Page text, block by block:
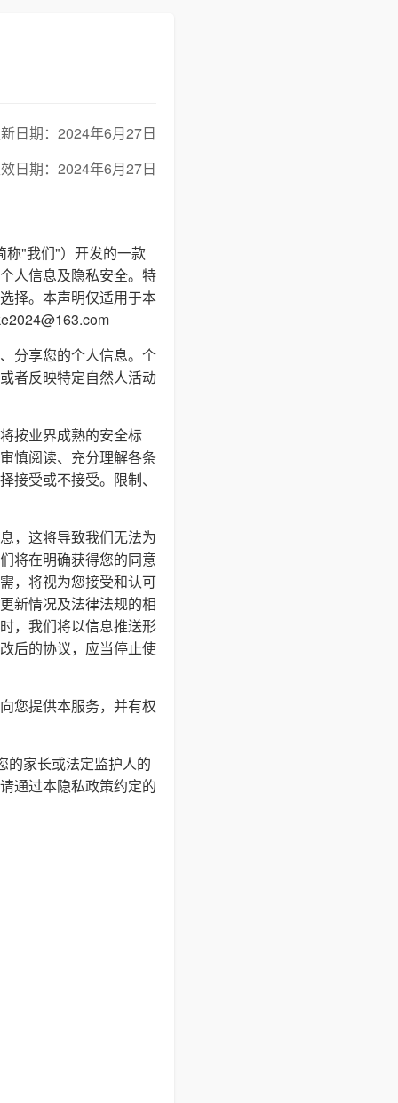
日期：2024年6月27日
日期：2024年6月27日
称"我们"）开发的一款
人信息及隐私安全。特
择。本声明仅适用于本
分享您的个人信息。个
者反映特定自然人活动
按业界成熟的安全标
慎阅读、充分理解各条
受或不接受。限制、
，这将导致我们无法为
将在明确获得您的同意
，将视为您接受和认可
新情况及法律法规的相
，我们将以信息推送形
后的协议，应当停止使
您提供本服务，并有权
的家长或法定监护人的
通过本隐私政策约定的